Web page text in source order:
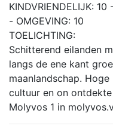
KINDVRIENDELIJK:
- OMGEVING: 10
TOELICHTING:
Schitterend eilanden
langs de ene kant
maanlandschap.
cultuur en on
Molyvos 1 in